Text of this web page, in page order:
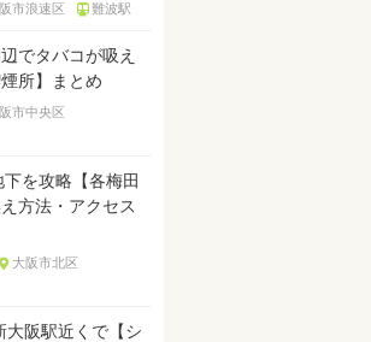
市浪速区 難波駅
でタバコが吸え
所】まとめ
市中央区
を攻略【各梅田
方法・アクセス
大阪市北区
大阪駅近くで【シ